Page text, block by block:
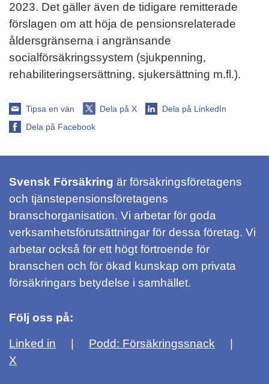
2023. Det gäller även de tidigare remitterade
förslagen om att höja de pensionsrelaterade
åldersgränserna i angränsande
socialförsäkringssystem (sjukpenning,
rehabiliteringsersättning, sjukersättning m.fl.).
Tipsa en vän Dela på X
Dela på LinkedIn
Dela på Facebook
Svensk Försäkring är försäkringsföretagens
och tjänstepensionsföretagens
branschorganisation. Vi arbetar för goda
verksamhetsförutsättningar för dessa företag. Vi
arbetar också för ett högt förtroende för
branschen och för ökad kunskap om privata
försäkringars betydelse i samhället.
Följ oss på:
Linked in
Podd: Försäkringssnack
X